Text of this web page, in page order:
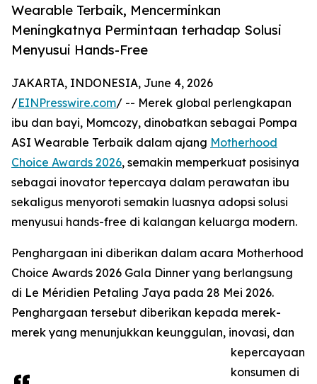
Wearable Terbaik, Mencerminkan
Meningkatnya Permintaan terhadap Solusi
Menyusui Hands-Free
JAKARTA, INDONESIA, June 4, 2026
/EINPresswire.com/ -- Merek global perlengkapan
ibu dan bayi, Momcozy, dinobatkan sebagai Pompa
ASI Wearable Terbaik dalam ajang Motherhood
Choice Awards 2026, semakin memperkuat posisinya
sebagai inovator tepercaya dalam perawatan ibu
sekaligus menyoroti semakin luasnya adopsi solusi
menyusui hands-free di kalangan keluarga modern.
Penghargaan ini diberikan dalam acara Motherhood
Choice Awards 2026 Gala Dinner yang berlangsung
di Le Méridien Petaling Jaya pada 28 Mei 2026.
Penghargaan tersebut diberikan kepada merek-
merek yang menunjukkan keunggulan, inovasi, dan
kepercayaan
konsumen di